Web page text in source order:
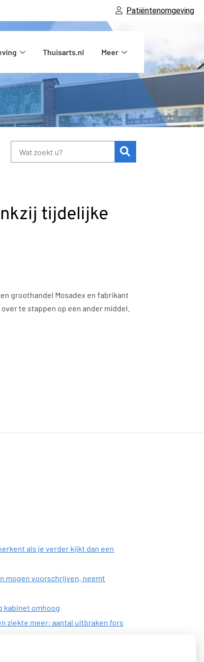
Patiëntenomgeving
Thuisarts.nl
Meer
submenu
tijdelijke
groothandel Mosadex en fabrikant
te stappen op een ander middel.
als je verder kijkt dan een
mogen voorschrijven, neemt
kabinet omhoog
ziekte meer: aantal uitbraken fors